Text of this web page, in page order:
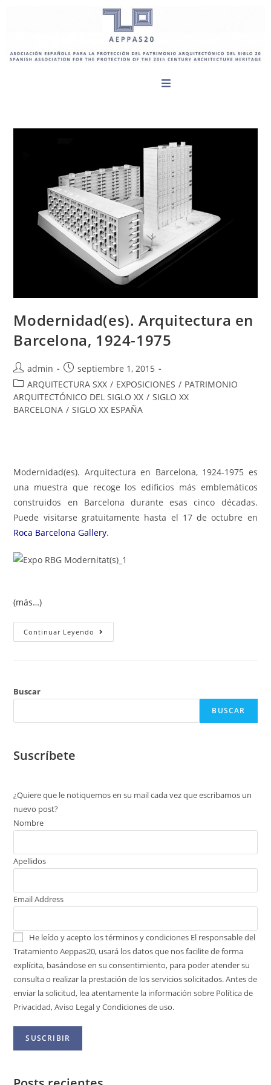
Modernidad(es). Arquitectura en
Barcelona, 1924-1975
admin
septiembre 1, 2015
ARQUITECTURA SXX / EXPOSICIONES / PATRIMONIO
ARQUITECTÓNICO DEL SIGLO XX / SIGLO XX
BARCELONA / SIGLO XX ESPAÑA
Modernidad(es). Arquitectura en Barcelona, 1924-1975 es
una muestra que recoge los edificios más emblemáticos
construidos en Barcelona durante esas cinco décadas.
Puede visitarse gratuitamente hasta el 17 de octubre en
Roca Barcelona Gallery.
(más…)
Continuar Leyendo
Buscar
BUSCAR
Suscríbete
¿Quiere que le notiquemos en su mail cada vez que escribamos un
nuevo post?
Nombre
Apellidos
Email Address
He leído y acepto los términos y condiciones El responsable del
Tratamiento Aeppas20, usará los datos que nos facilite de forma
explícita, basándose en su consentimiento, para poder atender su
consulta o realizar la prestación de los servicios solicitados. Antes de
enviar la solicitud, lea atentamente la información sobre Política de
Privacidad, Aviso Legal y Condiciones de uso.